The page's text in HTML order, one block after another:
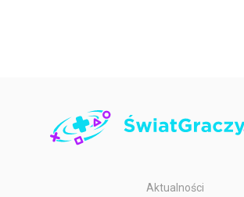
Aktualności